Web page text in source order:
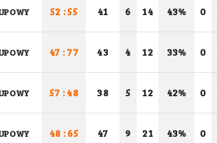
52 : 55 41 6 14 43% 0
47 : 77 43 4 12 33% 0
57 : 48 38 5 12 42% 0
48 : 65 47 9 21 43% 0